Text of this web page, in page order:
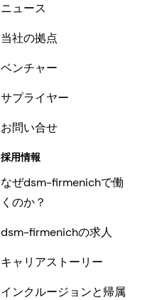
ニュース
当社の拠点
ベンチャー
サプライヤー
お問い合せ
採用情報
なぜdsm-firmenichで働
くのか？
dsm-firmenichの求人
キャリアストーリー
インクルージョンと帰属